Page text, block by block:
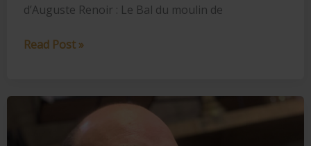
d’Auguste Renoir : Le Bal du moulin de
Dominique
Read Post »